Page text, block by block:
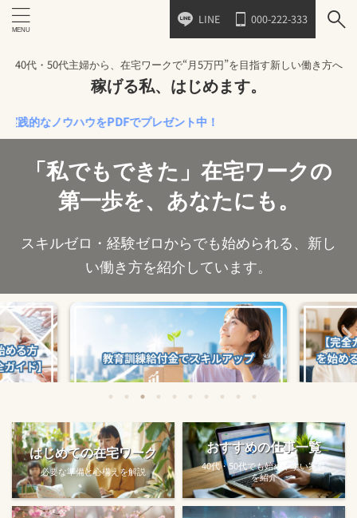
LINE 000-222-333
40代・50代主婦から、在宅ワークで“月5万円”を目指す新しい働き方へ
稼げる私、はじめます。
ノウハウをPDFでプレゼント中！
「私でもできた」在宅ワークの
第一歩を、あなたにも。
スキルゼロ・経験ゼロからでも始められる、新し
い働き方を紹介しています。
る方法
教育訓練給付金で賢くスキルアップする
方法【主婦でも使え...
【完全ガ
はじめての在宅ワーク
必要な準備と心構えを解説
おすすめの仕事一覧
40代・50代でも始めやすい案件
を紹介